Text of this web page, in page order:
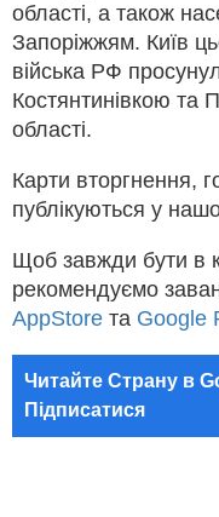
області, а також
Запоріжжям. Київ
війська РФ
Костянтинівкою та
області.
Карти вторгнення,
публікуються у
Щоб завжди бути в
рекомендуємо
AppStore та Google
Читайте Страну в
Підписатися